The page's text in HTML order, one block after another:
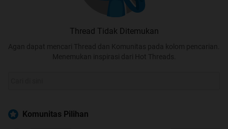
Thread Tidak Ditemukan
Agan dapat mencari Thread dan Komunitas pada kolom pencarian.
Menemukan inspirasi dari Hot Threads.
Komunitas Pilihan